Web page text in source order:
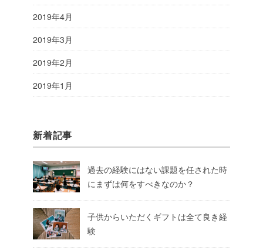
2019年4月
2019年3月
2019年2月
2019年1月
新着記事
過去の経験にはない課題を任された時
にまずは何をすべきなのか？
子供からいただくギフトは全て良き経
験